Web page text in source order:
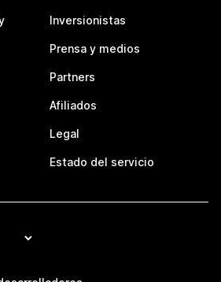
Inversionistas
Prensa y medios
Partners
Afiliados
Legal
Estado del servicio